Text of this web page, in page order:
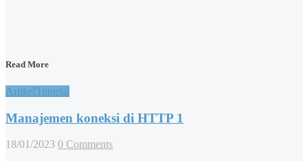
Read More
ArtikelTutorial
Manajemen koneksi di HTTP 1
18/01/2023 0 Comments